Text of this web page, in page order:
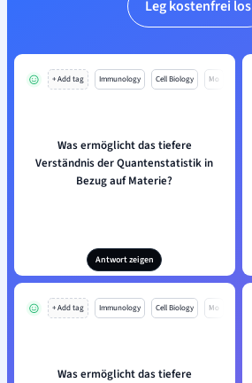
Leg kostenfrei los
+ Add tag Immunology Cell Biology Mo
Was ermöglicht das tiefere
Verständnis der Quantenstatistik in
Bezug auf Materie?
Antwort zeigen
+ Add tag Immunology Cell Biology Mo
Was ermöglicht das tiefere